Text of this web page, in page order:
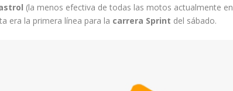
(la menos efectiva de todas las motos actualmente en
era la primera línea para la carrera Sprint del sábado.